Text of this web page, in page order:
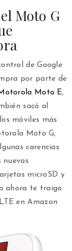
Moto G
de Google
por parte de
Moto E,
sacó al
móviles más
Moto G,
carencias
nuevas
microSD y
ahora te traigo
en Amazon